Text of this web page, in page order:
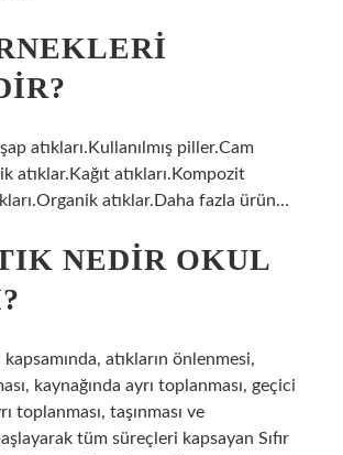
atıkları.Kullanılmış piller.Cam
atıklar.Kağıt atıkları.Kompozit
atıklar.Daha fazla ürün…
NEDIR OKUL
kapsamında, atıkların önlenmesi,
kaynağında ayrı toplanması, geçici
toplanması, taşınması ve
tüm süreçleri kapsayan Sıfır